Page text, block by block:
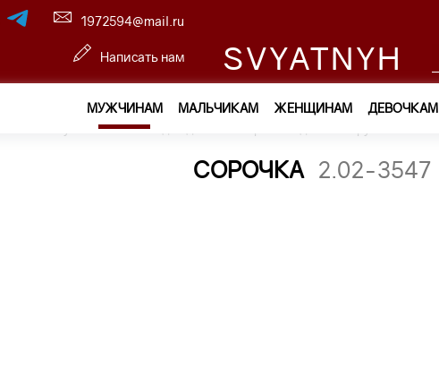
1972594@mail.ru
Написать нам SVYATNYH
МУЖЧИНАМ МАЛЬЧИКАМ ЖЕНЩИНАМ ДЕВОЧКАМ
Мужчинам —
СОРОЧКА 2.02-3547